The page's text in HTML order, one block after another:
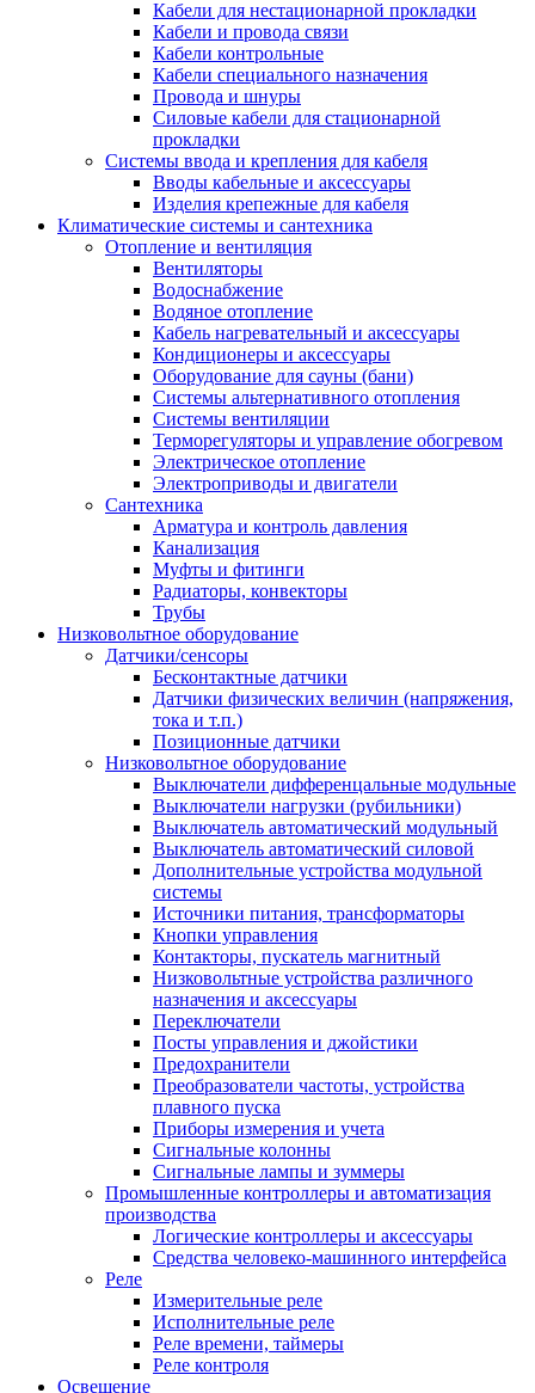
Кабели для нестационарной прокладки
Кабели и провода связи
Кабели контрольные
Кабели специального назначения
Провода и шнуры
Силовые кабели для стационарной
прокладки
Системы ввода и крепления для кабеля
Вводы кабельные и аксессуары
Изделия крепежные для кабеля
Климатические системы и сантехника
Отопление и вентиляция
Вентиляторы
Водоснабжение
Водяное отопление
Кабель нагревательный и аксессуары
Кондиционеры и аксессуары
Оборудование для сауны (бани)
Системы альтернативного отопления
Системы вентиляции
Терморегуляторы и управление обогревом
Электрическое отопление
Электроприводы и двигатели
Сантехника
Арматура и контроль давления
Канализация
Муфты и фитинги
Радиаторы, конвекторы
Трубы
Низковольтное оборудование
Датчики/сенсоры
Бесконтактные датчики
Датчики физических величин (напряжения,
тока и т.п.)
Позиционные датчики
Низковольтное оборудование
Выключатели дифференцальные модульные
Выключатели нагрузки (рубильники)
Выключатель автоматический модульный
Выключатель автоматический силовой
Дополнительные устройства модульной
системы
Источники питания, трансформаторы
Кнопки управления
Контакторы, пускатель магнитный
Низковольтные устройства различного
назначения и аксессуары
Переключатели
Посты управления и джойстики
Предохранители
Преобразователи частоты, устройства
плавного пуска
Приборы измерения и учета
Сигнальные колонны
Сигнальные лампы и зуммеры
Промышленные контроллеры и автоматизация
производства
Логические контроллеры и аксессуары
Средства человеко-машинного интерфейса
Реле
Измерительные реле
Исполнительные реле
Реле времени, таймеры
Реле контроля
Освещение